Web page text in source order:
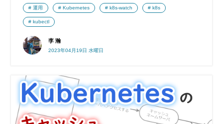
李 瀚
2023年04月19日 水曜日
運用 Kubernetes k8s-watch k8s
kubectl